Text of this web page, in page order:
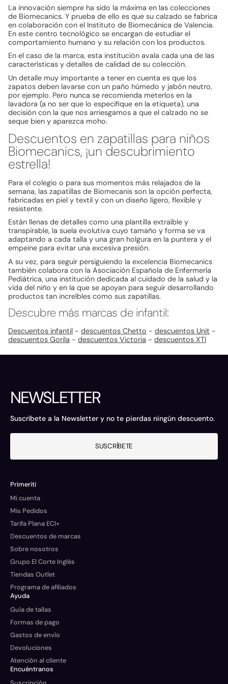
La innovación siempre ha sido la máxima en las colecciones
de Biomecanics. Y prueba de ello es que su calzado se fabrica
en colaboración con el Instituto de Biomecánica de Valencia.
En este centro tecnológico se encargan de estudiar el
comportamiento humano y su relación con los productos.
En el caso de la marca, esta institución avala cada una de las
características y detalles de calidad de su colección.
Un detalle muy importante a tener en cuenta es que los
zapatos deben lavarse con un paño húmedo y jabón neutro,
por ejemplo. Pero nunca se recomienda meterlos en la
lavadora (a no ser que lo especifique en la etiqueta), una
decisión con la que nos arriesgamos a que el calzado no se
seque bien y aparezca moho.
Descuentos en zapatillas para niños
Biomecanics, ¡un descubrimiento
estrella!
Para el colegio o para sus momentos más relajados de la
semana, las zapatillas de Biomecanis son la opción perfecta,
fabricadas en piel y textil y con un diseño ligero, flexible y
resistente.
Están llenas de detalles como una plantilla extraíble y
transpirable, la suela evolutiva cuyo tamaño y forma se va
adaptando a cada talla y una gran holgura en la puntera y el
empeine para evitar una excesiva presión.
A su vez, para seguir persiguiendo la excelencia Biomecanics
también colabora con la Asociación Española de Enfermería
Pediátrica, una institución dedicada al cuidado de la salud y la
vida del niño y en la que se apoyan para seguir desarrollando
productos tan increíbles como sus zapatillas.
Descubre más marcas de infantil:
Descuentos infantil - descuentos Chetto - descuentos Unit -
descuentos Gorila - descuentos Victoria - descuentos XTI
NEWSLETTER
Suscríbete a la Newsletter y no te pierdas ningún descuento.
SUSCRÍBETE
Primeriti
Mi cuenta
Mis Pedidos
Tarifa Plana ECI+
Descuentos de marcas
Sobre nosotros
Grupo El Corte Inglés
Tiendas Outlet
Programa de afiliados
Ayuda
Guía de tallas
Formas de pago
Gastos de envío
Devoluciones
Atención al cliente
Encuéntranos